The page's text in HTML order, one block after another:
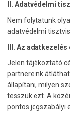
II. Adatvédelmi
Nem folytatunk
adatvédelmi
III. Az
Jelen tájékoztató
partnereink
állapítani, milyen
tesszük ezt. A
pontos jogszabályi